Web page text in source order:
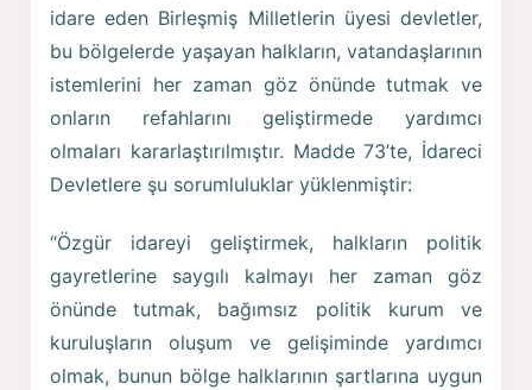
idare eden Birleşmiş Milletlerin üyesi devletler,
bu bölgelerde yaşayan halkların, vatandaşlarının
istemlerini her zaman göz önünde tutmak ve
onların refahlarını geliştirmede yardımcı
olmaları kararlaştırılmıştır. Madde 73’te, İdareci
Devletlere şu sorumluluklar yüklenmiştir:
“Özgür idareyi geliştirmek, halkların politik
gayretlerine saygılı kalmayı her zaman göz
önünde tutmak, bağımsız politik kurum ve
kuruluşların oluşum ve gelişiminde yardımcı
olmak, bunun bölge halklarının şartlarına uygun